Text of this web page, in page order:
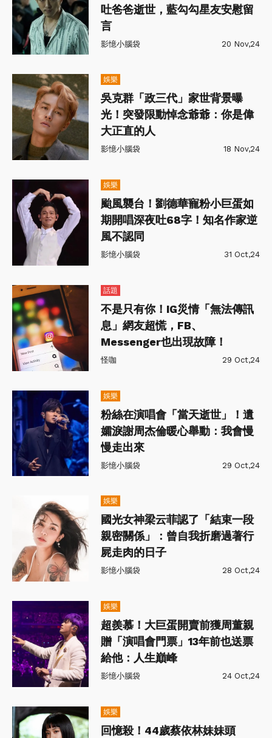
吐爸爸逝世，藍勾勾星友安慰留
言
影憶小腦袋 20 Nov,24
娛樂
吳克群「政三代」家世背景曝
光！突發限動悼念爺爺：你是偉
大正直的人
影憶小腦袋 18 Nov,24
娛樂
颱風襲台！劉德華寵粉小巨蛋如
期開唱深夜吐68字！知名作家逆
風不認同
影憶小腦袋 31 Oct,24
話題
不是只有你！IG災情「無法傳訊
息」網友超慌，FB、
Messenger也出現故障！
怪咖 29 Oct,24
娛樂
粉絲在演唱會「當天逝世」！遺
孀淚謝周杰倫暖心舉動：我會慢
慢走出來
影憶小腦袋 29 Oct,24
娛樂
國光女神梁云菲認了「結束一段
親密關係」：曾自我折磨過著行
屍走肉的日子
影憶小腦袋 28 Oct,24
娛樂
超羨慕！大巨蛋開賣前獲周董親
贈「演唱會門票」13年前也送票
給他：人生巔峰
影憶小腦袋 24 Oct,24
娛樂
回憶殺！44歲蔡依林妹妹頭